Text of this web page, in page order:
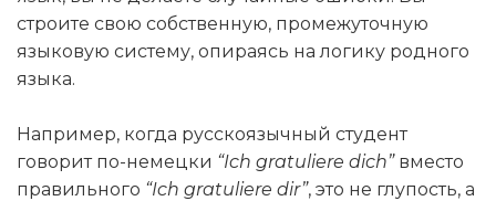
строите свою собственную, промежуточную
языковую систему, опираясь на логику родного
языка.
Например, когда русскоязычный студент
говорит по-немецки “Ich gratuliere dich”вместо
правильного “Ich gratuliere dir”, это не глупость, а